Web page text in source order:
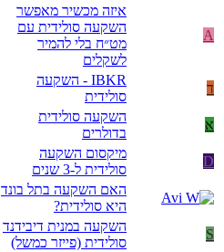
A
איזה מכשיר מאפשר
השקעה סולידית עם
מט״ח בלי להמיר
לשקלים
ד
IBKR - השקעה
סולידית
א
השקעה סולידית
בדולרים
D
מיקסום השקעה
סולידית ל-3 שנים
האם השקעה בתל בונד
היא סולידית?
S
השקעה במנית דיבידנד
סולידית (פייזר כמשל)